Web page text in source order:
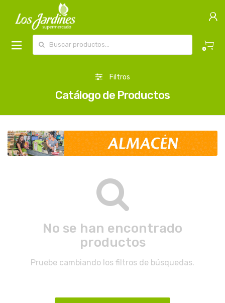
0
Filtros
Catálogo de Productos
No se han encontrado
productos
Pruebe cambiando los filtros de búsquedas.